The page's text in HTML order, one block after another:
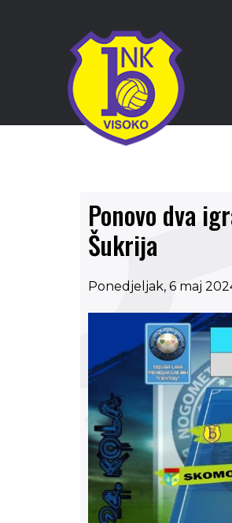
Ponovo dva
Šukrija
Ponedjeljak, 6 maj